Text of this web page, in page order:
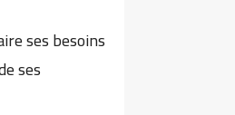
ses besoins
ses